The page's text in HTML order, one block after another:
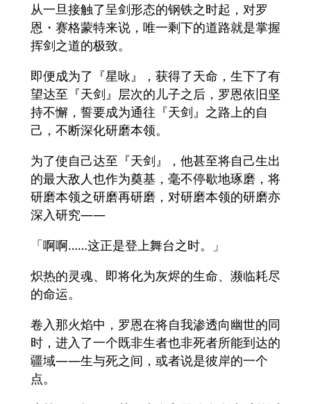
从一旦接触了呈剑形态的钢铁之时起，对罗
恩・赛格蒙特来说，唯一剩下的道路就是掌握
挥剑之道的极致。
即便成为了『星咏』，获得了天命，生下了有
望达至『天剑』层次的儿子之后，罗恩依旧坚
持不懈，誓要成为通往『天剑』之路上的自
己，不断深化研磨本领。
为了使自己达至『天剑』，他甚至将自己生出
的最大敌人也作为奠基，毫不停歇地琢磨，将
研磨本领之研磨再研磨，对研磨本领的研磨亦
深入研究——
「啊啊……这正是登上舞台之时。」
炽热的灵魂、即将化为灰烬的生命、濒临耗尽
的命运。
卷入那火焰中，罗恩在将自我渗透向幽世的同
时，进入了一个既非生者也非死者所能到达的
疆域——生与死之间，或者说是彼岸的一个
点。